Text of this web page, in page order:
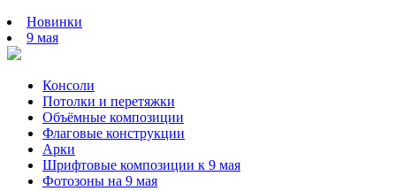
Новинки
9 мая
Консоли
Потолки и перетяжки
Объёмные композиции
Флаговые конструкции
Арки
Шрифтовые композиции к 9 мая
Фотозоны на 9 мая